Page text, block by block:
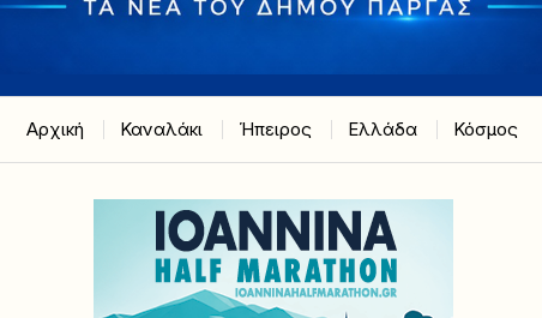
Αρχική Καναλάκι Ήπειρος Ελλάδα Κόσμος